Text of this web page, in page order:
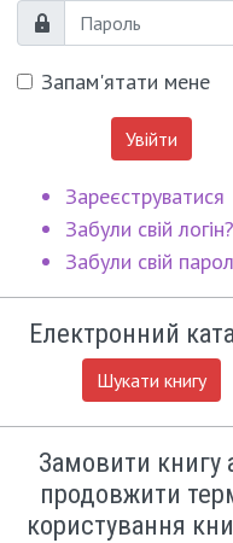
Пароль
Запам'ятати мене
Увійти
Зареєструватися
Забули свій логін?
Забули свій
Електронний
Шукати книгу
Замовити книгу
продовжити
користування